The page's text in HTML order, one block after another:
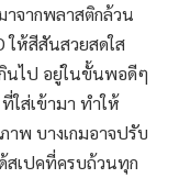
าจากพลาสติกล้วน
ให้สีสันสวยสดใส
นไป อยู่ในขั้นพอดีๆ
ใส่เข้ามา ทำให้
าพ บางเกมอาจปรับ
สเปคที่ครบถ้วนทุก